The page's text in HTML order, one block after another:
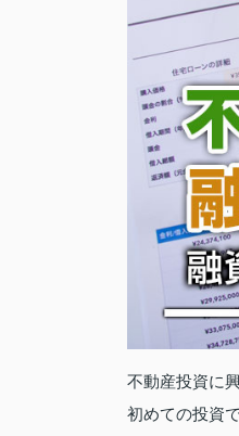
不動産投資に
初めての投資